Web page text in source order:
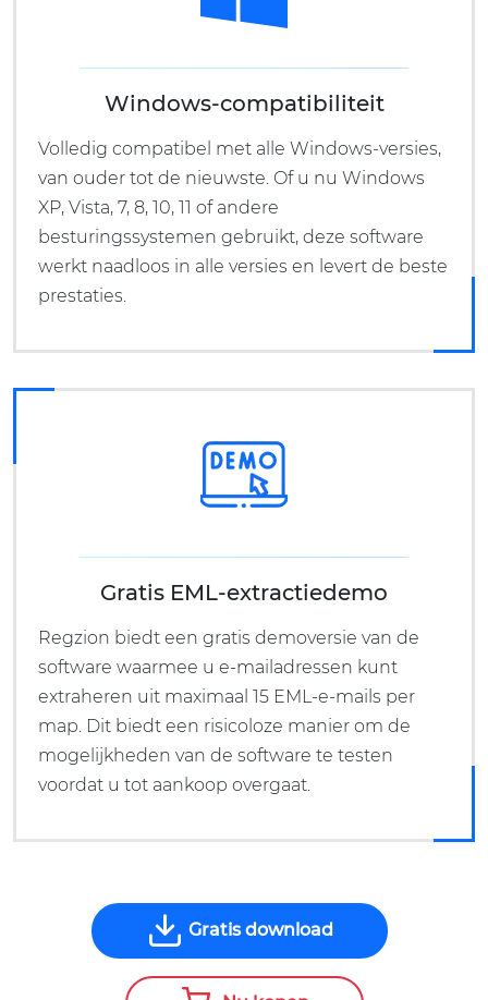
Windows-compatibiliteit
Volledig compatibel met alle Windows-versies,
van ouder tot de nieuwste. Of u nu Windows
XP, Vista, 7, 8, 10, 11 of andere
besturingssystemen gebruikt, deze software
werkt naadloos in alle versies en levert de beste
prestaties.
Gratis EML-extractiedemo
Regzion biedt een gratis demoversie van de
software waarmee u e-mailadressen kunt
extraheren uit maximaal 15 EML-e-mails per
map. Dit biedt een risicoloze manier om de
mogelijkheden van de software te testen
voordat u tot aankoop overgaat.
Gratis download